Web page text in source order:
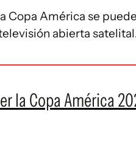
Copa América se
abierta
la Copa América